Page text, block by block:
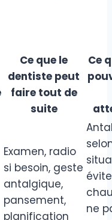
Ce que le
dentiste peut
faire tout de
suite
Ce
Examen, radio
si besoin, geste
antalgique,
pansement,
planification
ne